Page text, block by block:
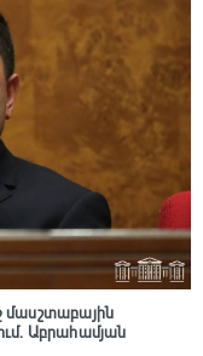
մասշտաբային
Աբրահամյան